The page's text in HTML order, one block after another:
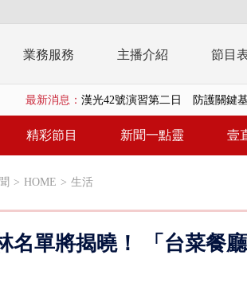
業務服務 主播介紹 節目
最新消息： 暗網買5000萬筆個資！ 網軍洩密
貨車鬼切釀禍 砂石車為閃避悚撞
早餐店放迷你拒馬「只有始源可
精彩節目 新聞一點靈 壹
> HOME > 生活
名單將揭曉！ 「台菜餐